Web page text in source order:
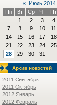
« Июль 2014
Пн
Вт Ср Чт Пт
1
2 3 4
7
8 9 10 11
14
15 16 17 18
21
22 23 24 25
28
29 30 31
Архив новостей
2011 Сентябрь
2011 Октябрь
2012 Январь
2012 Февраль